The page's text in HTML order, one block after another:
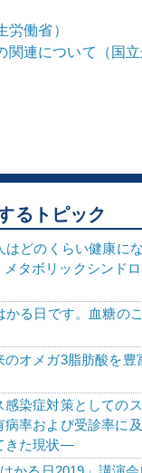
働省）
関連について（国
るトピック
はどのくらい健康に
タボリックシンド
かる日です。血糖の
のオメガ3脂肪酸を
感染症対策としての
病率および受診率に
きた現状―